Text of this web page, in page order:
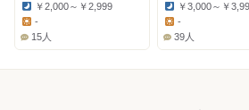
Dinner:
￥2,000～￥2,999
Lunch:
-
15人
Dinner:
￥3,000～￥
Lunch:
-
39人